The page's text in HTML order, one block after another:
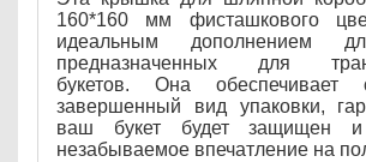
160*160 мм фисташкового
идеальным дополнением
предназначенных для
букетов. Она обеспечивает
завершенный вид упаковки,
ваш букет будет защищен и
незабываемое впечатление на